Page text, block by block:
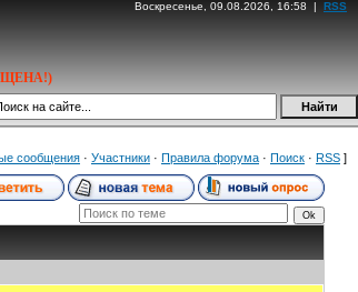
Воскресенье, 09.08.2026, 16:58 | RSS
сообщения · Участники · Правила форума · Поиск · RSS ]